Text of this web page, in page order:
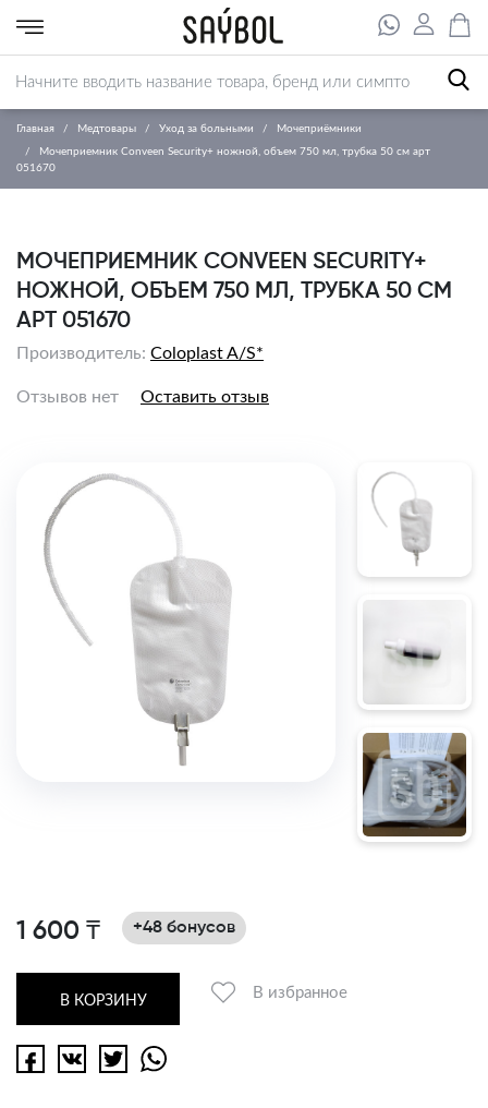
Главная Медтовары Уход за больными Мочеприёмники
Мочеприемник Conveen Security+ ножной, объем 750 мл, трубка 50 см арт
051670
МОЧЕПРИЕМНИК CONVEEN SECURITY+
НОЖНОЙ, ОБЪЕМ 750 МЛ, ТРУБКА 50 СМ
АРТ 051670
Производитель: Coloplast A/S*
Отзывов нет Оставить отзыв
1 600 ₸ +48 бонусов
В КОРЗИНУ
В избранное